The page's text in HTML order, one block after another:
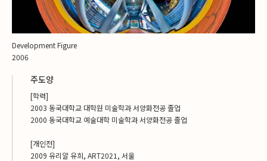
Development Figure
2006
주도양
[학력]
2003 동국대학교 대학원 미술학과 서양화전공 졸업
2000 동국대학교 예술대학 미술학과 서양화전공 졸업
[개인전]
2009 유리알 유희, ART2021, 서울